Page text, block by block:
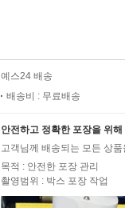
예스24 배송
배송비 : 무료배송
안전하고 정확한 포장을 위
고객님께 배송되는 모든 상
목적 : 안전한 포장 관리
촬영범위 : 박스 포장 작업